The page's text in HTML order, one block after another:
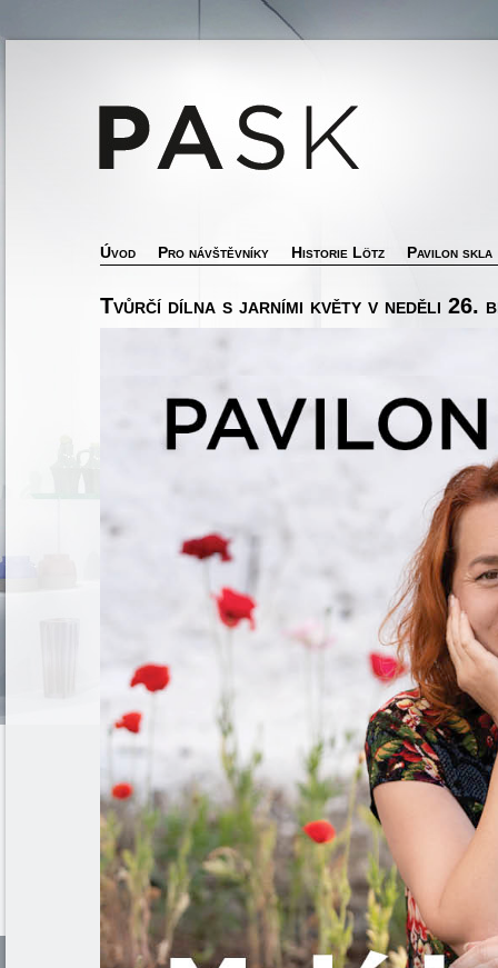
Úvod Pro návštěvníky Historie Lötz Pavilon skla
Tvůrčí dílna s jarními květy v neděli 26.